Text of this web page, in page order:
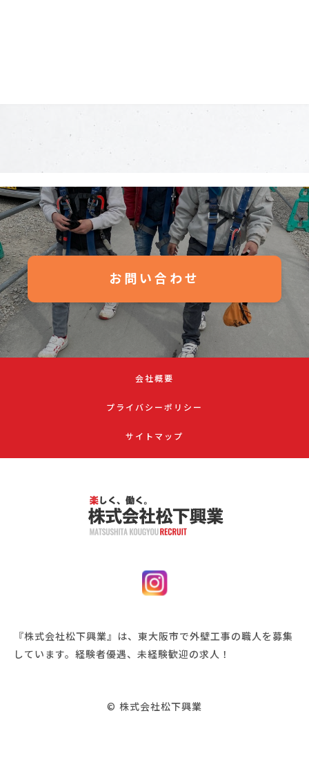
お問い合わせ
会社概要
プライバシーポリシー
サイトマップ
『株式会社松下興業』は、東大阪市で外壁工事の職人を募集
しています。経験者優遇、未経験歓迎の求人！
© 株式会社松下興業